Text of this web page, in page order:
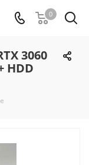
0
3060
HDD